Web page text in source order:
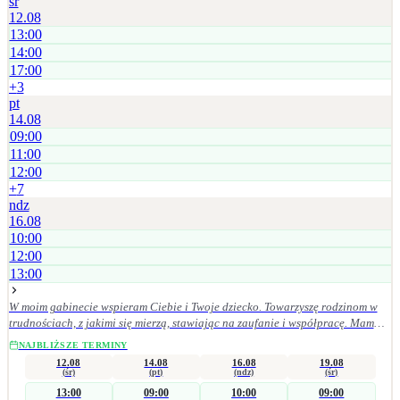
12.08
13:00
14:00
17:00
+3
pt
14.08
09:00
11:00
12:00
+7
ndz
16.08
10:00
12:00
13:00
W moim gabinecie wspieram Ciebie i Twoje dziecko. Towarzyszę rodzinom w
trudnościach, z jakimi się mierzą, stawiając na zaufanie i współpracę. Mam
doświadczenie w pracy z różnorodnymi wyzwaniami rozwojowymi i
spektrum autyzmu, z ADHD, stanami lękowymi, depresją i zaburzeniami
zachowania. Pomagam dorosłym w radzeniu sobie z codziennymi wyzwaniami
NAJBLIŻSZE TERMINY
12.08
(śr)
13:00
14.08
(pt)
09:00
16.08
(ndz)
10:00
19.08
(śr)
09:00